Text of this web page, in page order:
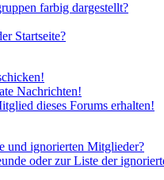
farbig dargestellt?
Startseite?
Nachrichten!
dieses Forums erhalten!
und ignorierten Mitglieder?
oder zur Liste der